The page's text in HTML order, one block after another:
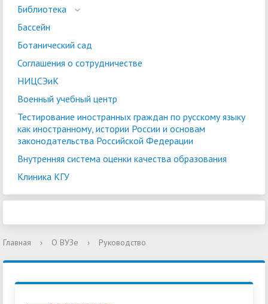
Библиотека
Бассейн
Ботанический сад
Соглашения о сотрудничестве
НИЦСЭиК
Военный учебный центр
Тестирование иностранных граждан по русскому языку
как иностранному, истории России и основам
законодательства Российской Федерации
Внутренняя система оценки качества образования
Клиника КГУ
Главная › О ВУЗе › Руководство